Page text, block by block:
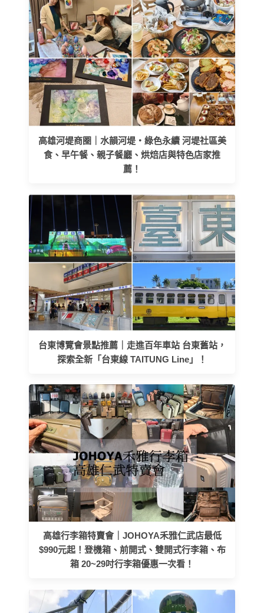
高雄河堤商圈｜水韻河堤‧綠色永續 河堤社區美
食、早午餐、親子餐廳、烘焙店與特色店家推
薦！
台東博覽會景點推薦｜走進百年車站 台東舊站，
探索全新「台東線 TAITUNG Line」！
高雄行李箱特賣會｜JOHOYA禾雅仁武店最低
$990元起！登機箱、前開式、雙開式行李箱、布
箱 20~29吋行李箱優惠一次看！